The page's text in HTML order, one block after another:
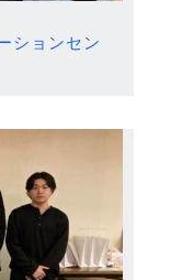
ションセン